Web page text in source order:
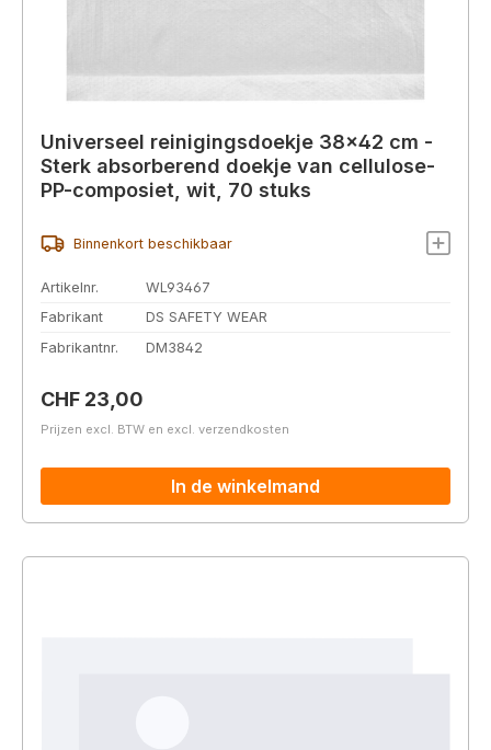
Universeel reinigingsdoekje 38×42 cm -
Sterk absorberend doekje van cellulose-
PP-composiet, wit, 70 stuks
Binnenkort beschikbaar
Artikelnr.
WL93467
Fabrikant
DS SAFETY WEAR
Fabrikantnr.
DM3842
Normale prijs:
CHF 23,00
Prijzen excl. BTW en excl. verzendkosten
In de winkelmand